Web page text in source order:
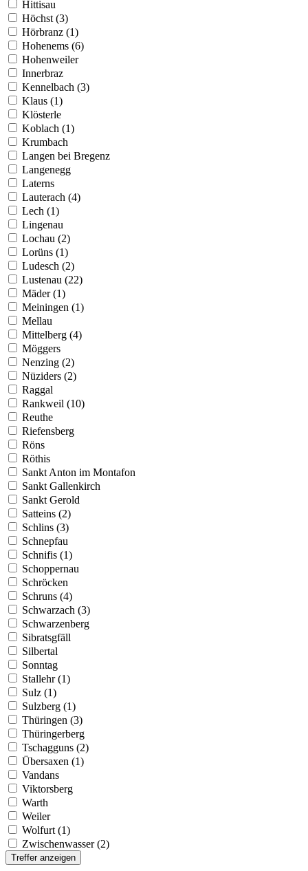
Hittisau
Höchst (3)
Hörbranz (1)
Hohenems (6)
Hohenweiler
Innerbraz
Kennelbach (3)
Klaus (1)
Klösterle
Koblach (1)
Krumbach
Langen bei Bregenz
Langenegg
Laterns
Lauterach (4)
Lech (1)
Lingenau
Lochau (2)
Lorüns (1)
Ludesch (2)
Lustenau (22)
Mäder (1)
Meiningen (1)
Mellau
Mittelberg (4)
Möggers
Nenzing (2)
Nüziders (2)
Raggal
Rankweil (10)
Reuthe
Riefensberg
Röns
Röthis
Sankt Anton im Montafon
Sankt Gallenkirch
Sankt Gerold
Satteins (2)
Schlins (3)
Schnepfau
Schnifis (1)
Schoppernau
Schröcken
Schruns (4)
Schwarzach (3)
Schwarzenberg
Sibratsgfäll
Silbertal
Sonntag
Stallehr (1)
Sulz (1)
Sulzberg (1)
Thüringen (3)
Thüringerberg
Tschagguns (2)
Übersaxen (1)
Vandans
Viktorsberg
Warth
Weiler
Wolfurt (1)
Zwischenwasser (2)
Treffer anzeigen